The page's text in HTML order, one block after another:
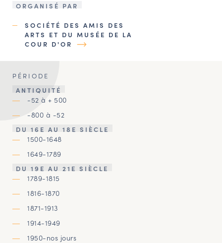
ORGANISÉ PAR
SOCIÉTÉ DES AMIS DES
ARTS ET DU MUSÉE DE LA
COUR D'OR
PÉRIODE
ANTIQUITÉ
-52 à + 500
-800 à -52
DU 16E AU 18E SIÈCLE
1500-1648
1649-1789
DU 19E AU 21E SIÈCLE
1789-1815
1816-1870
1871-1913
1914-1949
1950-nos jours